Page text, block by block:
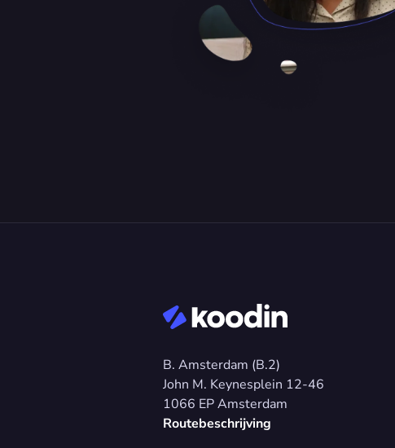
B. Amsterdam (B.2)
John M. Keynesplein 12-46
1066 EP Amsterdam
Routebeschrijving